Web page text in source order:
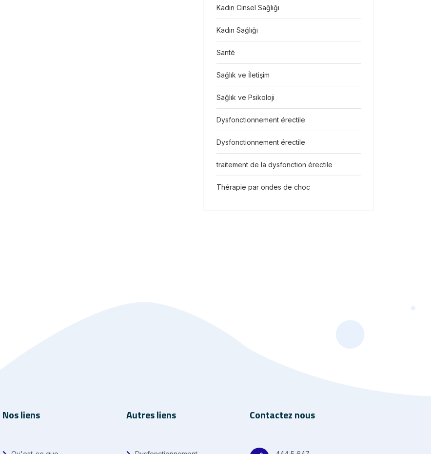
Kadın Cinsel Sağlığı
Kadın Sağlığı
Santé
Sağlık ve İletişim
Sağlık ve Psikoloji
Dysfonctionnement érectile
Dysfonctionnement érectile
traitement de la dysfonction érectile
Thérapie par ondes de choc
Nos liens Autres liens Contactez nous